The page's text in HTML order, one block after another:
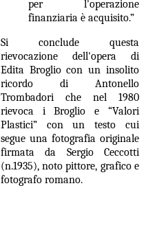
per l'operazione
finanziaria è acquisito.”
Si conclude questa
rievocazione dell'opera di
Edita Broglio con un insolito
ricordo di Antonello
Trombadori che nel 1980
rievoca i Broglio e “Valori
Plastici” con un testo cui
segue una fotografia originale
firmata da Sergio Ceccotti
(n.1935), noto pittore, grafico e
fotografo romano.